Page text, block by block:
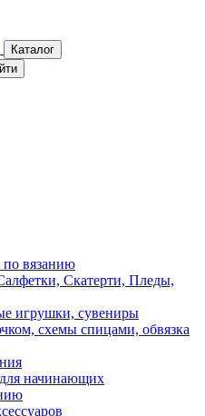
Каталог
вязанию
Скатерти, Пледы,
игрушки, сувениры
схемы спицами, обвязка
начинающих